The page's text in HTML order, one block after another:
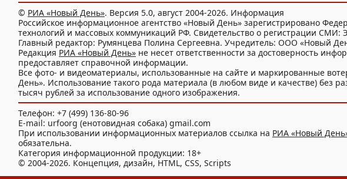
© РИА «Новый День». Версия 5.0, август 2004-2026. Информация
Российское информационное агентство «Новый День» зарегистрировано
технологий и массовых коммуникаций РФ. Свидетельство о регистрации СМИ:
Главный редактор: Румянцева Полина Сергеевна. Учредитель: ООО «Новый
Редакция РИА «Новый День» не несет ответственности за достоверность
предоставляет справочной информации.
Все фото- и видеоматериалы, использованные на сайте и маркированные
День». Использование такого рода материала (в любом виде и качестве) без
тысяч рублей за использование одного изображения.
Телефон: +7 (499) 136-80-96
E-mail: urfoorg (енотовидная собака) gmail.com
При использовании информационных материалов ссылка на РИА «Новый
обязательна.
Категория информационной продукции: 18+
© 2004-2026. Концепция, дизайн, HTML, CSS, Scripts